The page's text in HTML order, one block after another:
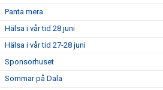
Panta mera
Hälsa i vår tid 28 juni
Hälsa i vår tid 27-28 juni
Sponsorhuset
Sommar på Dala